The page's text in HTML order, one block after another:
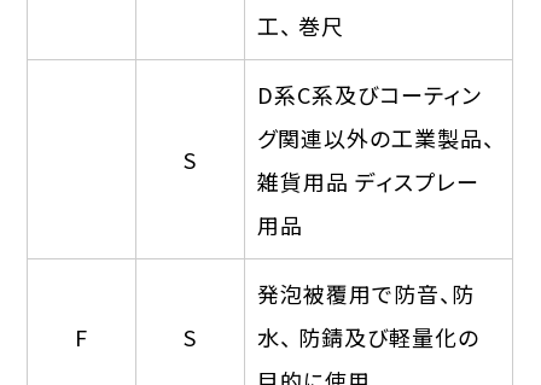
工、 巻尺
S
D系C系及びコーティン
グ関連以外の工業製品、
雑貨用品 ディスプレー
用品
F S
発泡被覆用で防音、防
水、 防錆及び軽量化の